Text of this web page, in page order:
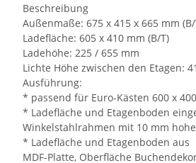
Beschreibung
Außenmaße: 675 x 415 x 665 mm
Ladefläche: 605 x 410 mm (B/T)
Ladehöhe: 225 / 655 mm
Lichte Höhe zwischen den Etagen:
Ausführung:
* passend für Euro-Kästen 600 x
* Ladefläche und Etagenboden
Winkelstahlrahmen mit 10 mm
* Ladefläche und Etagenboden aus
MDF-Platte, Oberfläche